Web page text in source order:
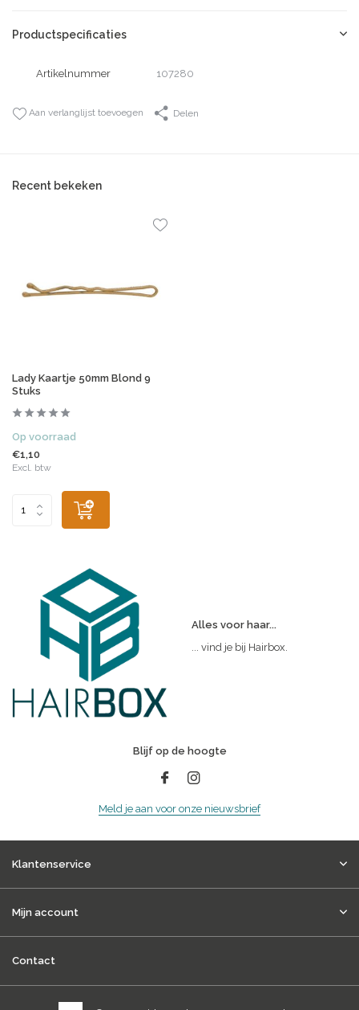
Productspecificaties
Artikelnummer 107280
Aan verlanglijst toevoegen Delen
Recent bekeken
Lady Kaartje 50mm Blond 9
Stuks
Op voorraad
€1,10
Excl. btw
Alles voor haar...
... vind je bij Hairbox.
Blijf op de hoogte
Meld je aan voor onze nieuwsbrief
Klantenservice
Mijn account
Contact